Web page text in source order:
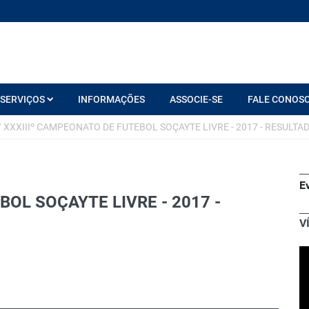
SERVIÇOS INFORMAÇÕES ASSOCIE-SE FALE
XXXIIIº CAMPEONATO DE FUTEBOL SOÇAYTE LIVRE - 2017 -
SOÇAYTE LIVRE - 2017 -